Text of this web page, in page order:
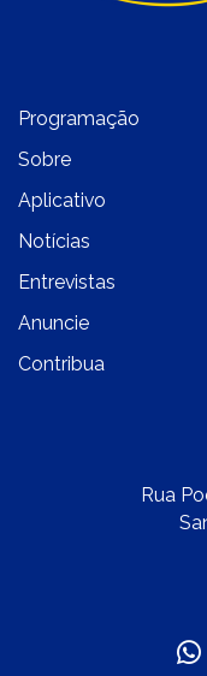
Programação
Sobre
Aplicativo
Notícias
Entrevistas
Anuncie
Contribua
Rua